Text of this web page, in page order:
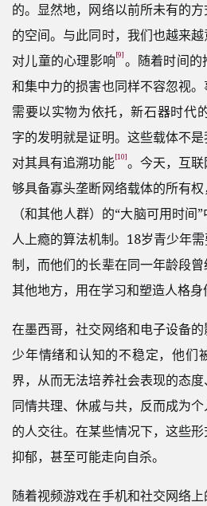
的。显然地，网络以前所未有的
的空间。与此同时，我们也越来
对儿童的心理影响[9]。随着时间的
和集中力的损害也同样不容忽视
需要以实物为依托，新石器时代
字的发明就是证明。这些载体不
对其具有追溯功能[10]。今天，互
够具备寡头垄断网络载体的所有
（和其他人群）的“大脑可用时
人上瘾的算法机制。18岁青少年
制，而他们的长辈在同一年龄段
其他地方，用在学习和塑造人格身
在墨西哥，社交网络和电子设备
少年情绪和认知的不稳定，他们
界，从而无法培养社会表现的态
同情共理、休戚与共，反而成为
的人交往。在某些情况下，这些
抑郁，甚至可能走向自杀。
随着视频游戏在手机和社交网络